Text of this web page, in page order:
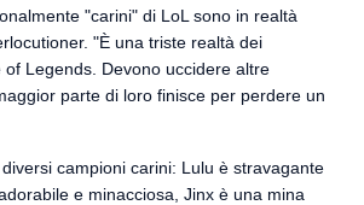
"carini" di LoL sono in realtà
"È una triste realtà dei
Legends. Devono uccidere altre
parte di loro finisce per perdere un
campioni carini: Lulu è stravagante
e minacciosa, Jinx è una mina